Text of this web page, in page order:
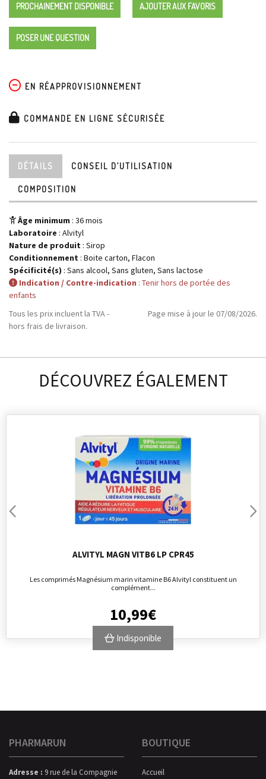
PROCHAINEMENT DISPONIBLE AJOUTER AUX FAVORIS
POSER UNE QUESTION
EN RÉAPPROVISIONNEMENT
COMMANDE EN LIGNE SÉCURISÉE
DÉTAILS CONSEIL D’UTILISATION
COMPOSITION
Âge minimum : 36 mois
Laboratoire : Alvityl
Nature de produit : Sirop
Conditionnement : Boite carton, Flacon
Spécificité(s) : Sans alcool, Sans gluten, Sans lactose
Indication / Contre-indication : Tenir hors de portée des
enfants
Tous les prix incluent la TVA -
hors frais de livraison.
Page mise à jour le 07/08/2026.
DÉCOUVREZ ÉGALEMENT
ALVITYL MAGN VITB6 LP CPR45
Les comprimés Magnésium marin vitamine B6 Alvityl constituent un
complément...
10,99€
Indisponible
PHARMARUN
Adresse : 9 rue de la Compagnie
BOUTIQUE
Accueil